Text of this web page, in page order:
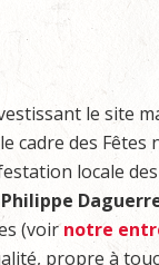
le site
cadre des Fêtes
locale
Philippe
(voirnotre
propre à